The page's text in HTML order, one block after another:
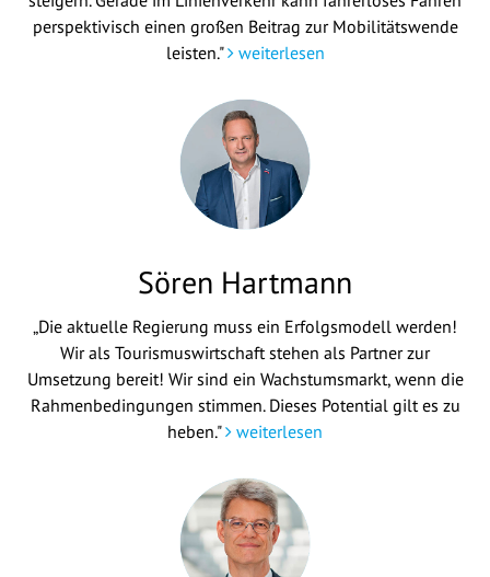
perspektivisch einen großen Beitrag zur Mobilitätswende
leisten." weiterlesen
Sören Hartmann
„Die aktuelle Regierung muss ein Erfolgsmodell werden!
Wir als Tourismuswirtschaft stehen als Partner zur
Umsetzung bereit! Wir sind ein Wachstumsmarkt, wenn die
Rahmenbedingungen stimmen. Dieses Potential gilt es zu
heben."
weiterlesen